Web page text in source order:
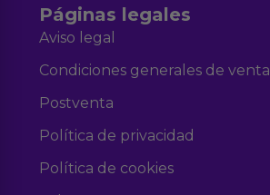
Páginas legales
Aviso legal
Condiciones generales de venta
Postventa
Política de privacidad
Política de cookies